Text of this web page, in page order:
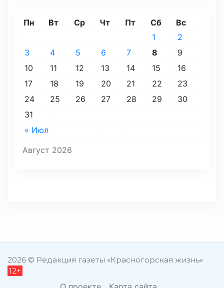
Август 2026
Пн Вт Ср Чт Пт Сб Вс
« Июл
1
2
3
4 5 6 7 8
9
10
11 12 13 14 15
16
17
18 19 20 21 22
23
24
25 26 27 28 29
30
31
2026 © Редакция газеты «Красногорская жизнь»
12+